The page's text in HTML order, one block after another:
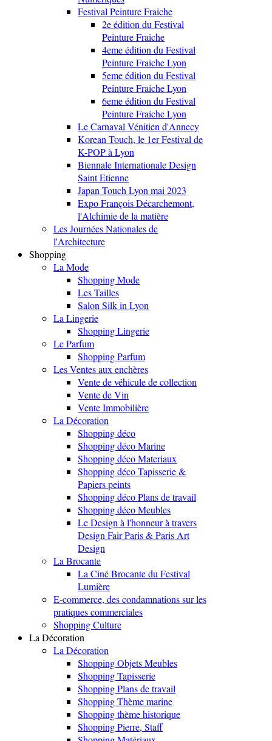
Festival Peinture Fraiche
2e édition du Festival
Peinture Fraiche
4eme édition du Festival
Peinture Fraiche Lyon
5eme édition du Festival
Peinture Fraiche Lyon
6eme édition du Festival
Peinture Fraiche Lyon
Le Carnaval Vénitien d'Annecy
Korean Touch, le 1er Festival de
K-POP à Lyon
Biennale Internationale Design
Saint Etienne
Japan Touch Lyon mai 2023
Expo François Décarchemont,
l'Alchimie de la matière
Les Journées Nationales de
l'Architecture
Shopping
La Mode
Shopping Mode
Les Tailles
Salon Silk in Lyon
La Lingerie
Shopping Lingerie
Le Parfum
Shopping Parfum
Les Ventes aux enchères
Vente de véhicule de collection
Vente de Vin
Vente Immobilière
La Décoration
Shopping déco
Shopping déco Marine
Shopping déco Materiaux
Shopping déco Tapisserie &
Papiers peints
Shopping déco Plans de travail
Shopping déco Meubles
Le Design à l'honneur à travers
Design Fair Paris & Paris Art
Design
La Brocante
La Ciné Brocante du Festival
Lumière
E-commerce, des condamnations sur les
pratiques commerciales
Shopping Culture
La Décoration
La Décoration
Shopping Objets Meubles
Shopping Tapisserie
Shopping Plans de travail
Shopping Thème marine
Shopping thème historique
Shopping Pierre, Staff